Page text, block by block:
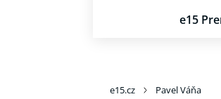
e15
e15.cz Pavel Váňa